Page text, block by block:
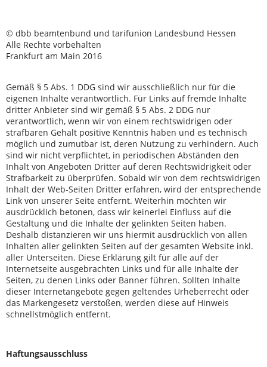
© dbb beamtenbund und tarifunion Landesbund Hessen
Alle Rechte vorbehalten
Frankfurt am Main 2016
Gemäß § 5 Abs. 1 DDG sind wir ausschließlich nur für die
eigenen Inhalte verantwortlich. Für Links auf fremde Inhalte
dritter Anbieter sind wir gemäß § 5 Abs. 2 DDG nur
verantwortlich, wenn wir von einem rechtswidrigen oder
strafbaren Gehalt positive Kenntnis haben und es technisch
möglich und zumutbar ist, deren Nutzung zu verhindern. Auch
sind wir nicht verpflichtet, in periodischen Abständen den
Inhalt von Angeboten Dritter auf deren Rechtswidrigkeit oder
Strafbarkeit zu überprüfen. Sobald wir von dem rechtswidrigen
Inhalt der Web-Seiten Dritter erfahren, wird der entsprechende
Link von unserer Seite entfernt. Weiterhin möchten wir
ausdrücklich betonen, dass wir keinerlei Einfluss auf die
Gestaltung und die Inhalte der gelinkten Seiten haben.
Deshalb distanzieren wir uns hiermit ausdrücklich von allen
Inhalten aller gelinkten Seiten auf der gesamten Website inkl.
aller Unterseiten. Diese Erklärung gilt für alle auf der
Internetseite ausgebrachten Links und für alle Inhalte der
Seiten, zu denen Links oder Banner führen. Sollten Inhalte
dieser Internetangebote gegen geltendes Urheberrecht oder
das Markengesetz verstoßen, werden diese auf Hinweis
schnellstmöglich entfernt.
Haftungsausschluss